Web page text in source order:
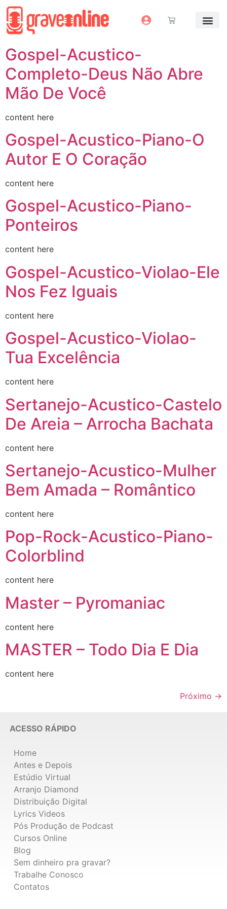
Gospel-Acustico-
Completo-Deus Não Abre
Mão De Você
content here
Gospel-Acustico-Piano-O
Autor E O Coração
content here
Gospel-Acustico-Piano-
Ponteiros
content here
Gospel-Acustico-Violao-Ele
Nos Fez Iguais
content here
Gospel-Acustico-Violao-
Tua Excelência
content here
Sertanejo-Acustico-Castelo
De Areia – Arrocha Bachata
content here
Sertanejo-Acustico-Mulher
Bem Amada – Romântico
content here
Pop-Rock-Acustico-Piano-
Colorblind
content here
Master – Pyromaniac
content here
MASTER – Todo Dia E Dia
content here
Próximo →
ACESSO RÁPIDO
Home
Antes e Depois
Estúdio Virtual
Arranjo Diamond
Distribuição Digital
Lyrics Videos
Pós Produção de Podcast
Cursos Online
Blog
Sem dinheiro pra gravar?
Trabalhe Conosco
Contatos